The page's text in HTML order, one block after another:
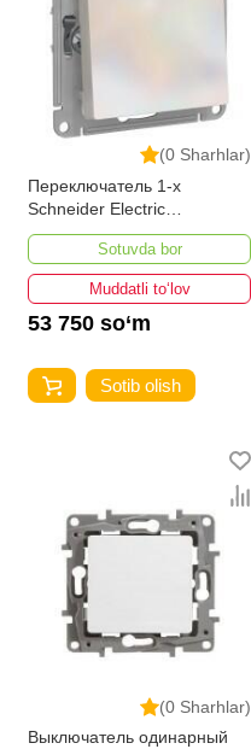
(0 Sharhlar)
Переключатель 1-х
Schneider Electric
AtlasDesign жемчуг
Sotuvda bor
Muddatli to‘lov
53 750 so‘m
Sotib olish
(0 Sharhlar)
Выключатель одинарный